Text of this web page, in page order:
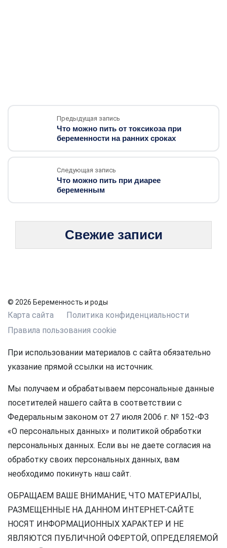
Предыдущая запись
Что можно пить от токсикоза при
беременности на ранних сроках
Следующая запись
Что можно пить при диарее
беременным
Свежие записи
© 2026 Беременность и роды
Карта сайта
Политика конфиденциальности
Правила пользования cookie
При использовании материалов с сайта обязательно
указание прямой ссылки на источник.
Мы получаем и обрабатываем персональные данные
посетителей нашего сайта в соответствии с
Федеральным законом от 27 июля 2006 г. № 152-ФЗ
«О персональных данных» и политикой обработки
персональных данных. Если вы не даете согласия на
обработку своих персональных данных, вам
необходимо покинуть наш сайт.
ОБРАЩАЕМ ВАШЕ ВНИМАНИЕ, ЧТО МАТЕРИАЛЫ,
РАЗМЕЩЕННЫЕ НА ДАННОМ ИНТЕРНЕТ-САЙТЕ
НОСЯТ ИНФОРМАЦИОННЫХ ХАРАКТЕР И НЕ
ЯВЛЯЮТСЯ ПУБЛИЧНОЙ ОФЕРТОЙ, ОПРЕДЕЛЯЕМОЙ